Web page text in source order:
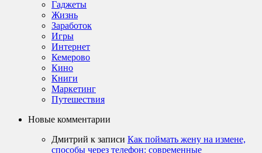
Гаджеты
Жизнь
Заработок
Игры
Интернет
Кемерово
Кино
Книги
Маркетинг
Путешествия
Новые комментарии
Дмитрий к записи Как поймать жену на измене,
способы через телефон: современные